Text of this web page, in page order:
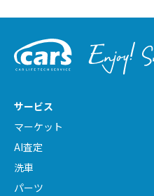
サービス
マーケット
AI査定
洗車
パーツ